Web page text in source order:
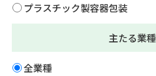
プラスチック製容器包装
主たる業種
全業種